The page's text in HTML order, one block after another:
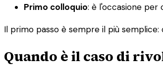
Primo colloquio: è l'occasione per
Il primo passo è sempre il più
Quando è il caso di